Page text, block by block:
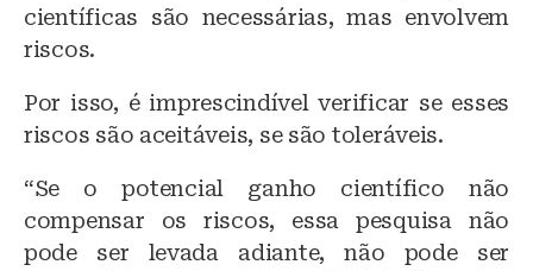
científicas são necessárias, mas envolvem
riscos.
Por isso, é imprescindível verificar se esses
riscos são aceitáveis, se são toleráveis.
“Se o potencial ganho científico não
compensar os riscos, essa pesquisa não
pode ser levada adiante, não pode ser